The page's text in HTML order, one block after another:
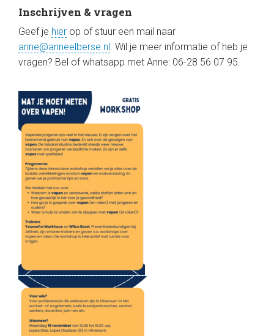
Inschrijven & vragen
Geef je hier op of stuur een mail naar
anne@anneelberse.nl. Wil je meer informatie of heb je
vragen? Bel of whatsapp met Anne: 06-28 56 07 95.